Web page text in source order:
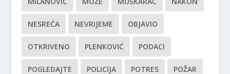
NESREĆA NEVRIJEME OBJAVIO
OTKRIVENO PLENKOVIĆ PODACI
POGLEDAJTE POLICIJA POTRES POŽAR